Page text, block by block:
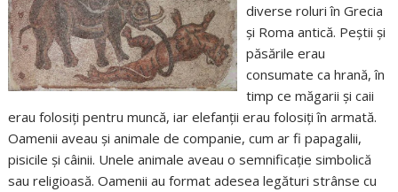
diverse roluri în Grecia
și Roma antică. Peștii și
păsările erau
consumate ca hrană, în
timp ce măgarii și caii
erau folosiți pentru muncă, iar elefanții erau folosiți în armată.
Oamenii aveau și animale de companie, cum ar fi papagalii,
pisicile și câinii. Unele animale aveau o semnificație simbolică
sau religioasă. Oamenii au format adesea legături strânse cu